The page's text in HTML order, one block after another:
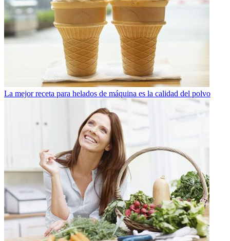
La mejor receta para helados de máquina es la calidad del polvo